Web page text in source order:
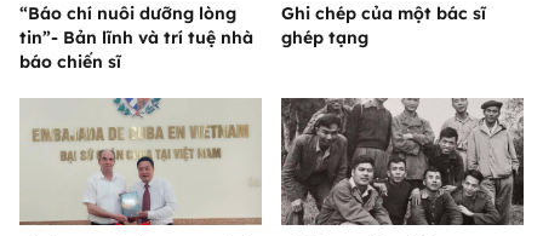
“Báo chí nuôi dưỡng lòng
tin”- Bản lĩnh và trí tuệ nhà
báo chiến sĩ
Ghi chép của một bác sĩ
ghép tạng